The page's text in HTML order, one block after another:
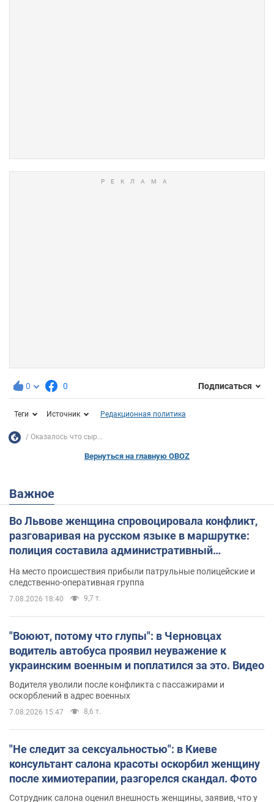
0 0 Подписаться
Теги Источник Редакционная политика
Оказалось что сыр...
Вернуться на главную OBOZ
Важное
Во Львове женщина спровоцировала конфликт,
разговаривая на русском языке в маршрутке:
полиция составила административный
На место происшествия прибыли патрульные полицейские и
следственно-оперативная группа
7.08.2026 18:40 9,7 т.
"Воюют, потому что глупы": в Черновцах
водитель автобуса проявил неуважение к
украинским военным и поплатился за это. Видео
Водителя уволили после конфликта с пассажирами и
оскорблений в адрес военных
7.08.2026 15:47 8,6 т.
"Не следит за сексуальностью": в Киеве
консультант салона красоты оскорбил женщину
после химиотерапии, разгорелся скандал. Фото
Сотрудник салона оценил внешность женщины, заявив, что у